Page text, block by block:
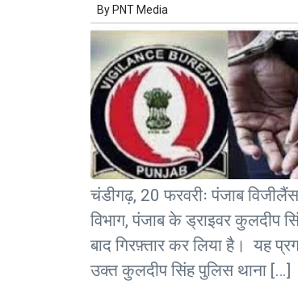
By PNT Media
चंडीगढ़, 20 फरवरीः पंजाब
विभाग, पंजाब के ड्राइवर कुलदीप
बाद गिरफ़्तार कर लिया है। यह
उक्त कुलदीप सिंह पुलिस थाना […]